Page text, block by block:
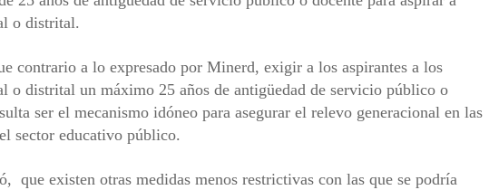
o distrital.
contrario a lo expresado por Minerd, exigir a los aspirantes a los
o distrital un máximo 25 años de antigüedad de servicio público o
ser el mecanismo idóneo para asegurar el relevo generacional en las
sector educativo público.
que existen otras medidas menos restrictivas con las que se podría